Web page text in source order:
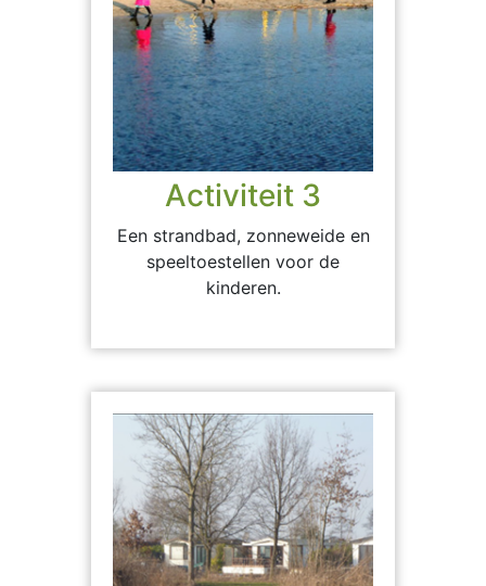
Activiteit 3
Een strandbad, zonneweide en
speeltoestellen voor de
kinderen.